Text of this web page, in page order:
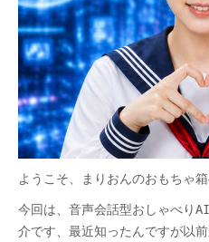
ようこそ、まりおんのおもちゃ
今回は、音声会話型おしゃべり
介です、最近知ったんですが以